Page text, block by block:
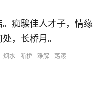
痴騃佳人才子，情缘
，长桥月。
烟水 断桥 难解 荡漾